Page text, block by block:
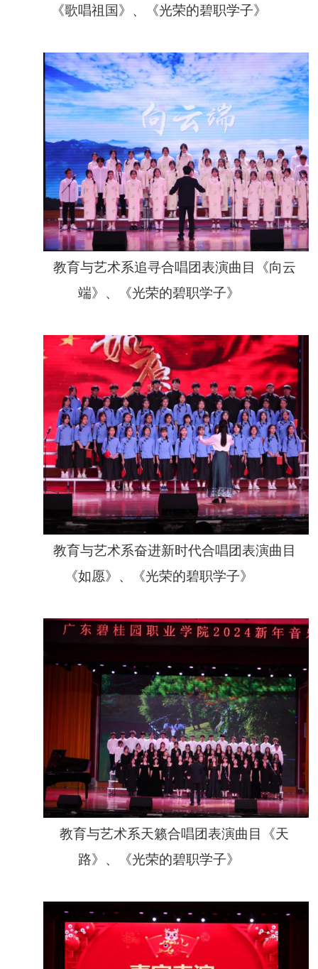
《歌唱祖国》、《光荣的碧职学子》
教育与艺术系追寻合唱团表演曲目《向云
端》、《光荣的碧职学子》
教育与艺术系奋进新时代合唱团表演曲目
《如愿》、《光荣的碧职学子》
教育与艺术系天籁合唱团表演曲目《天
路》、《光荣的碧职学子》